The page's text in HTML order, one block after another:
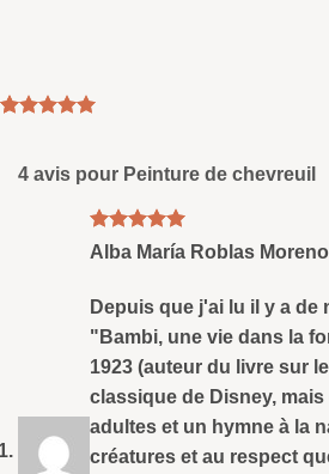
client de
4 avis pour Peinture de chevreuil
Note 5sud
Alba María Roblas Moreno
Depuis que j'ai lu il y a de
"Bambi, une vie dans la
1923 (auteur du livre sur
classique de Disney,
adultes et un hymne à la
créatures et au respect